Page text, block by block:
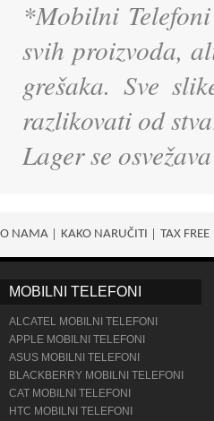
*Mobilni
svih proizvoda,
grešaka. Sve
razlikovati od
Lager se
O NAMA KAKO NARUČITI TAX FREE
MOBILNI TELEFONI
ALCATEL MOBILNI TELEFONI
APPLE MOBILNI TELEFONI
ASUS MOBILNI TELEFONI
BLACKBERRY MOBILNI TELEFONI
CAT MOBILNI TELEFONI
HTC MOBILNI TELEFONI